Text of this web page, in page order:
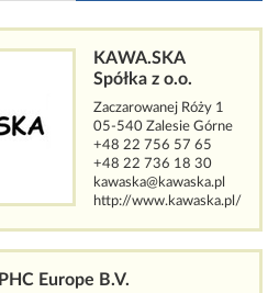
KAWA.SKA
Spółka z o.o.
Zaczarowanej Róży 1
05-540 Zalesie Górne
+48 22 756 57 65
+48 22 736 18 30
kawaska@kawaska.pl
http://www.kawaska.pl/
PHC Europe B.V.